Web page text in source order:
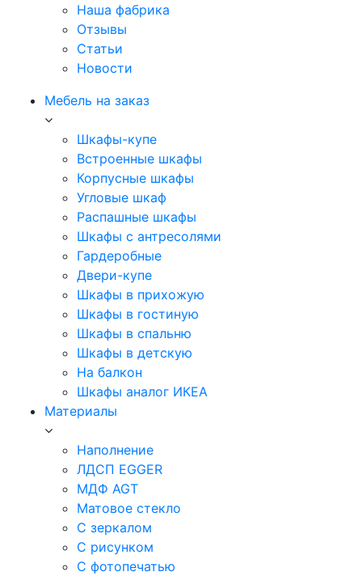
Наша фабрика
Отзывы
Статьи
Новости
Мебель на заказ
Шкафы-купе
Встроенные шкафы
Корпусные шкафы
Угловые шкаф
Распашные шкафы
Шкафы с антресолями
Гардеробные
Двери-купе
Шкафы в прихожую
Шкафы в гостиную
Шкафы в спальню
Шкафы в детскую
На балкон
Шкафы аналог ИКЕА
Материалы
Наполнение
ЛДСП EGGER
МДФ AGT
Матовое стекло
С зеркалом
С рисунком
С фотопечатью